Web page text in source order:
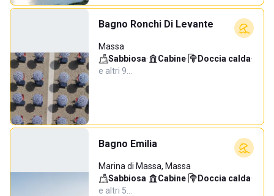
Bagno Ronchi Di Levante
Massa
Sabbiosa· Cabine· Doccia calda·
e altri 9…
Bagno Emilia
Marina di Massa, Massa
Sabbiosa· Cabine· Doccia calda·
e altri 5…